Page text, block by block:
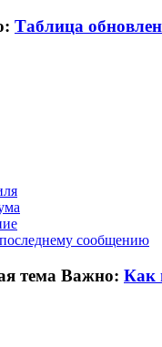
Таблица
Важно: Как